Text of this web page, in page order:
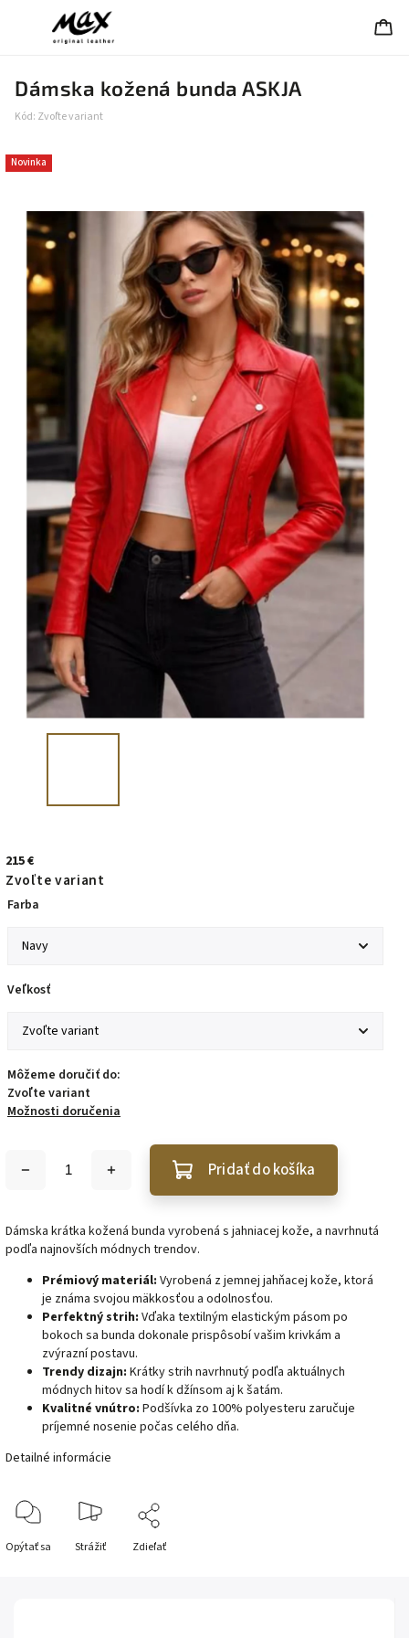
Dámska kožená bunda ASKJA
Kód: Zvoľte variant
Novinka
215 €
Zvoľte variant
Farba
Veľkosť
Môžeme doručiť do:
Zvoľte variant
Možnosti doručenia
Pridať do košíka
Dámska krátka kožená bunda vyrobená s jahniacej kože, a navrhnutá
podľa najnovších módnych trendov.
Prémiový materiál: Vyrobená z jemnej jahňacej kože, ktorá
je známa svojou mäkkosťou a odolnosťou.
Perfektný strih: Vďaka textilným elastickým pásom po
bokoch sa bunda dokonale prispôsobí vašim krivkám a
zvýrazní postavu.
Trendy dizajn: Krátky strih navrhnutý podľa aktuálnych
módnych hitov sa hodí k džínsom aj k šatám.
Kvalitné vnútro: Podšívka zo 100% polyesteru zaručuje
príjemné nosenie počas celého dňa.
Detailné informácie
Opýtať sa Strážiť Zdieľať